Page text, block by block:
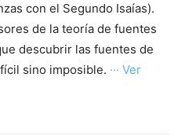
con el Segundo Isaías).
de la teoría de fuentes
descubrir las fuentes de
sino imposible. ··· Ver